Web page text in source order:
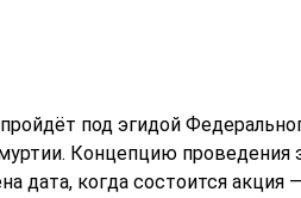
под эгидой
Концепцию проведения
дата, когда состоится акция